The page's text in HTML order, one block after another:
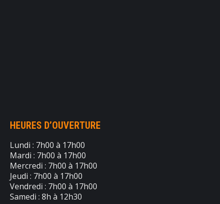
HEURES D’OUVERTURE
Lundi : 7h00 à 17h00
Mardi : 7h00 à 17h00
Mercredi : 7h00 à 17h00
Jeudi : 7h00 à 17h00
Vendredi : 7h00 à 17h00
Samedi : 8h à 12h30